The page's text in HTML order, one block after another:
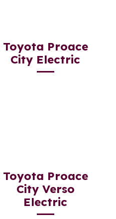
Toyota Proace
City Electric
Toyota Proace
City Verso
Electric